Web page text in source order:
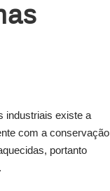
industriais existe a
com a conservação
portanto